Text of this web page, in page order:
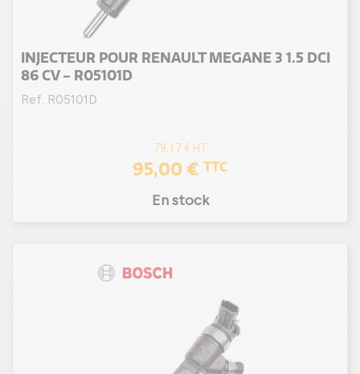
INJECTEUR POUR RENAULT MEGANE 3 1.5 DCI
86 CV - R05101D
Ref. R05101D
79,17 € HT
95,00 € TTC
En stock